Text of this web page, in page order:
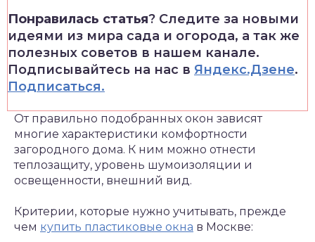
Понравилась статья? Следите за новыми
идеями из мира сада и огорода, а так же
полезных советов в нашем канале.
Подписывайтесь на нас в Яндекс.Дзене.
Подписаться.
От правильно подобранных окон зависят
многие характеристики комфортности
загородного дома. К ним можно отнести
теплозащиту, уровень шумоизоляции и
освещенности, внешний вид.
Критерии, которые нужно учитывать, прежде
чем купить пластиковые окна в Москве: